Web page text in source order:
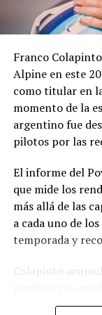
complejidad y
necesario un
modificación
empresa que
La novedad se
continúa
jurídica. El
busca
licitación
La causa, que
que pusieron
firma
Franco
Alpine en este
como titular en
momento de la
argentino fue
pilotos por las
El informe del
que mide los
más allá de las
a cada uno de
temporada y
Colapinto
general,